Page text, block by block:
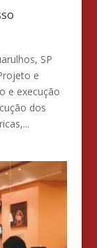
SP
e
e execução
dos